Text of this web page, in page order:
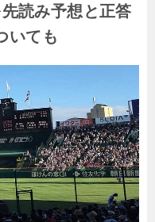
読み予想と正答
いても